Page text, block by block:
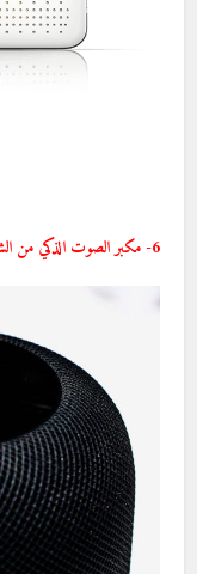
6- مكبر الصوت الذكي من الشركة العالمية أبل: